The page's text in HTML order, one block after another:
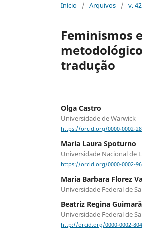
Início / Arquivos / v.
Feminismos
tradução
Olga Castro
Universidade de Warwick
https://orcid.org/0000-0002-
María Laura Spoturno
Universidade Nacional de
https://orcid.org/0000-0002-
Maria Barbara Florez
Universidade Federal de
Beatriz Regina
Universidade Federal de
http://orcid.org/0000-0002-